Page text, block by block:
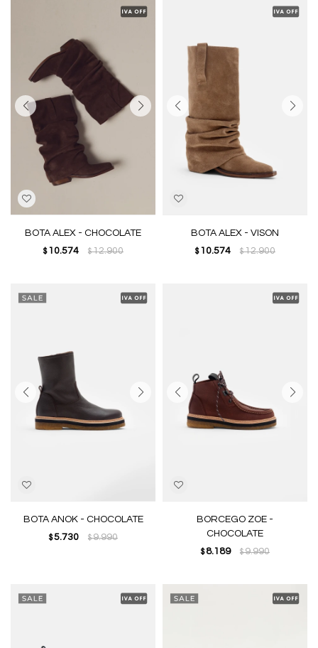
BOTA ALEX - CHOCOLATE
$ 10.574 $12.900
BOTA ALEX - VISON
$ 10.574 $12.900
BOTA ANOK - CHOCOLATE
$ 5.730 $9.990
BORCEGO ZOE -
CHOCOLATE
$ 8.189 $9.990